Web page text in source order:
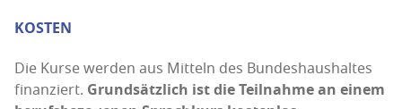
KOSTEN
Die Kur­se wer­den aus Mit­teln des Bun­des­haus­hal­tes
finan­ziert. Grund­sätz­lich ist die Teil­nah­me an einem